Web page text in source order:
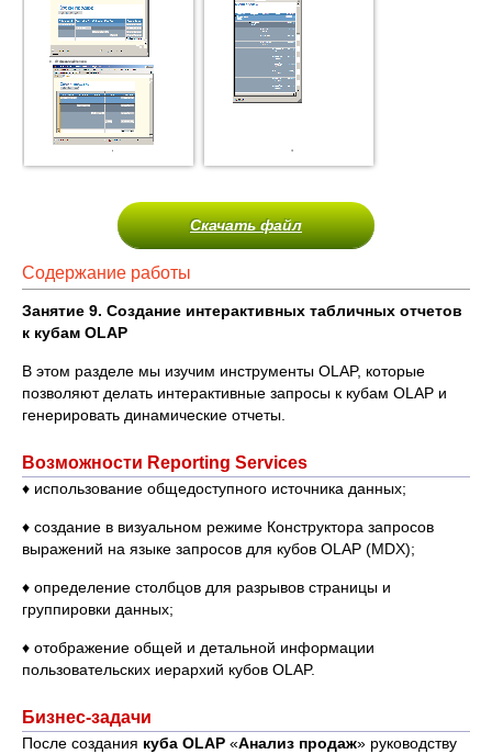
Скачать файл
Содержание работы
Занятие 9. Создание интерактивных табличных отчетов
к кубам OLAP
В этом разделе мы изучим инструменты OLAP, которые
позволяют делать интерактивные запросы к кубам OLAP и
генерировать динамические отчеты.
Возможности Reporting Services
♦ использование общедоступного источника данных;
♦ создание в визуальном режиме Конструктора запросов
выражений на языке запросов для кубов OLAP (MDX);
♦ определение столбцов для разрывов страницы и
группировки данных;
♦ отображение общей и детальной информации
пользовательских иерархий кубов OLAP.
Бизнес-задачи
После создания куба OLAP «Анализ продаж» руководству